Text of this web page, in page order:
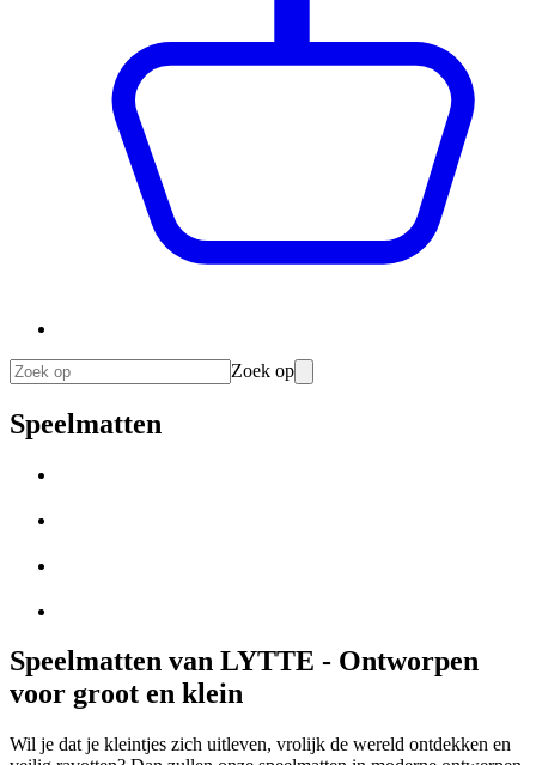
Zoek op
Speelmatten
Speelmatten van LYTTE - Ontworpen
voor groot en klein
Wil je dat je kleintjes zich uitleven, vrolijk de wereld ontdekken en